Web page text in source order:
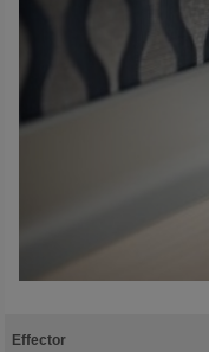
Effector